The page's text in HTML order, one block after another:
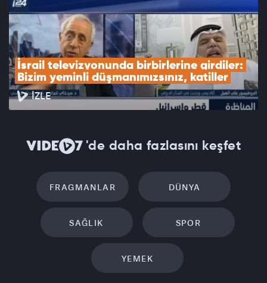
İsrail televizyonunda birbirlerine girdiler:
Bizim yeminli düşmanımızsınız, katiller
İZLE
'de daha fazlasını keşfet
FRAGMANLAR DÜNYA
SAĞLIK SPOR
YEMEK